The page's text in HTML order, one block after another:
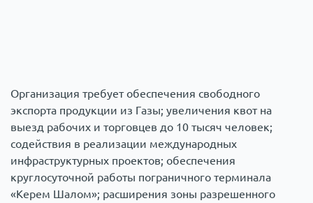
Организация требует обеспечения свободного
экспорта продукции из Газы; увеличения квот на
выезд рабочих и торговцев до 10 тысяч человек;
содействия в реализации международных
инфраструктурных проектов; обеспечения
круглосуточной работы пограничного терминала
«Керем Шалом»; расширения зоны разрешенного